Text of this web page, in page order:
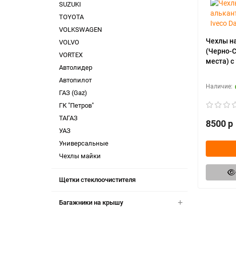
SUZUKI
TOYOTA
VOLKSWAGEN
VOLVO
VORTEX
Автолидер
Автопилот
ГАЗ (Gaz)
ГК "Петров"
ТАГАЗ
УАЗ
Универсальные
Чехлы майки
Щетки стеклоочистителя
Багажники на крышу
Чехлы
(Черно-
места) с
8500 р